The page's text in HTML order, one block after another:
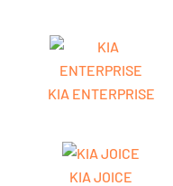
KIA ENTERPRISE
KIA JOICE